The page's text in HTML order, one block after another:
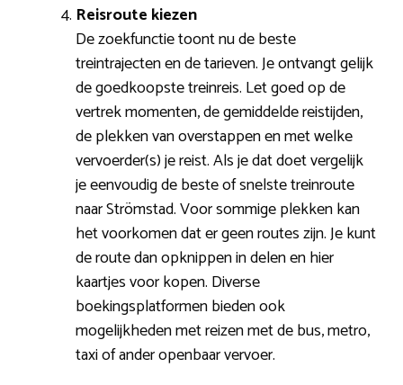
Reisroute kiezen
De zoekfunctie toont nu de beste
treintrajecten en de tarieven. Je ontvangt gelijk
de goedkoopste treinreis. Let goed op de
vertrek momenten, de gemiddelde reistijden,
de plekken van overstappen en met welke
vervoerder(s) je reist. Als je dat doet vergelijk
je eenvoudig de beste of snelste treinroute
naar Strömstad. Voor sommige plekken kan
het voorkomen dat er geen routes zijn. Je kunt
de route dan opknippen in delen en hier
kaartjes voor kopen. Diverse
boekingsplatformen bieden ook
mogelijkheden met reizen met de bus, metro,
taxi of ander openbaar vervoer.